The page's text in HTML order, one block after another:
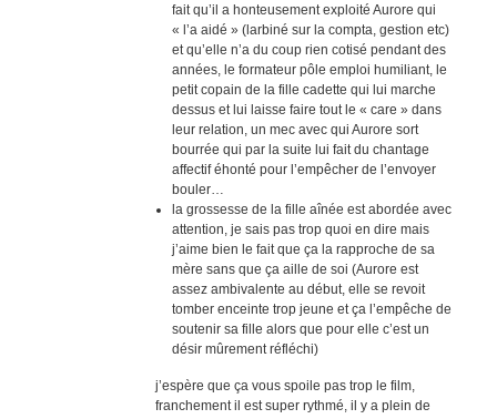
fait qu’il a honteusement exploité Aurore qui
« l’a aidé » (larbiné sur la compta, gestion etc)
et qu’elle n’a du coup rien cotisé pendant des
années, le formateur pôle emploi humiliant, le
petit copain de la fille cadette qui lui marche
dessus et lui laisse faire tout le « care » dans
leur relation, un mec avec qui Aurore sort
bourrée qui par la suite lui fait du chantage
affectif éhonté pour l’empêcher de l’envoyer
bouler…
la grossesse de la fille aînée est abordée avec
attention, je sais pas trop quoi en dire mais
j’aime bien le fait que ça la rapproche de sa
mère sans que ça aille de soi (Aurore est
assez ambivalente au début, elle se revoit
tomber enceinte trop jeune et ça l’empêche de
soutenir sa fille alors que pour elle c’est un
désir mûrement réfléchi)
j’espère que ça vous spoile pas trop le film,
franchement il est super rythmé, il y a plein de